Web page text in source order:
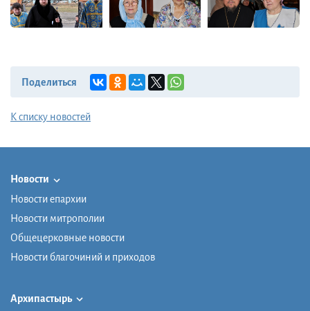
Поделиться
К списку новостей
Новости
Новости епархии
Новости митрополии
Общецерковные новости
Новости благочиний и приходов
Архипастырь